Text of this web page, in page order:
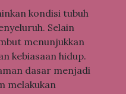
kondisi tubuh
Selain
menunjukkan
kebiasaan hidup.
dasar menjadi
melakukan